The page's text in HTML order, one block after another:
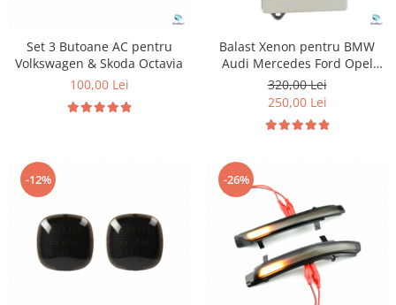
Set 3 Butoane AC pentru
Volkswagen & Skoda Octavia
100,00 Lei
Balast Xenon pentru BMW
Audi Mercedes Ford Opel
Jaguar Skoda Saab Land Rover
Volkswagen
320,00 Lei
250,00 Lei
-12% -26%